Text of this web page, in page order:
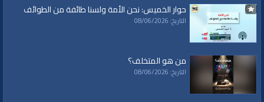
اشترك في القناة الرسمية على تليجرام:
https://t.me/AlWaqiyahTV
الصفحة الرسمية لقناة الواقية على الفيسبوك
الصفحة الرسمية على تويتر
https://twitter.com/AlwaqiyahTV
قناة الواقية: انحياز إلى مبدأ الأمة
حوار الخميس: نحن الأمة ولسنا طائفة من الطوائف
التاريخ: 08/06/2026
من هو المتخلف؟
التاريخ: 08/06/2026